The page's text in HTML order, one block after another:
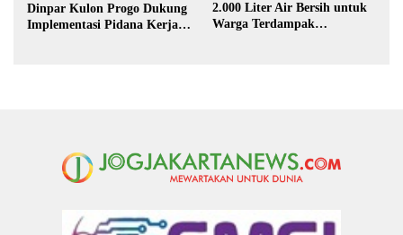
Dinpar Kulon Progo Dukung
Implementasi Pidana Kerja
2.000 Liter Air Bersih untuk
Warga Terdampak